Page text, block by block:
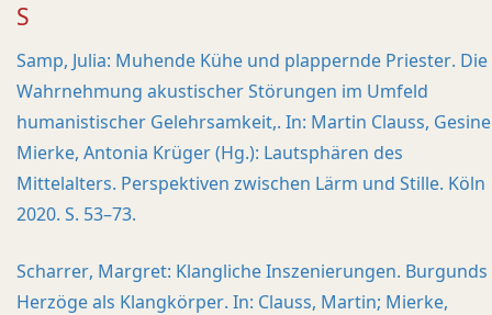
S
Samp, Julia: Muhende Kühe und plappernde Priester. Die
Wahrnehmung akustischer Störungen im Umfeld
humanistischer Gelehrsamkeit,. In: Martin Clauss, Gesine
Mierke, Antonia Krüger (Hg.): Lautsphären des
Mittelalters. Perspektiven zwischen Lärm und Stille. Köln
2020. S. 53–73.
Scharrer, Margret: Klangliche Inszenierungen. Burgunds
Herzöge als Klangkörper. In: Clauss, Martin; Mierke,